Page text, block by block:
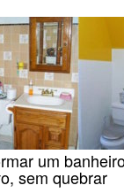
um
sem quebrar